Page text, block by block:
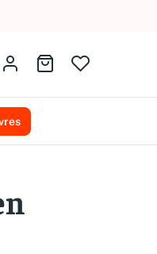
Identifiez-vousAller au panier